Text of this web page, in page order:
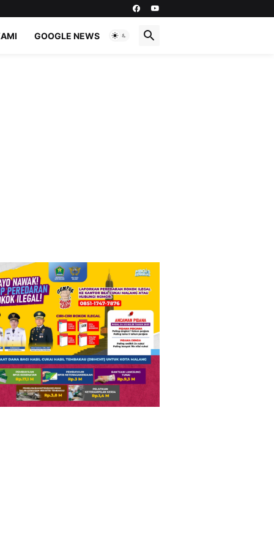
GOOGLE NEWS